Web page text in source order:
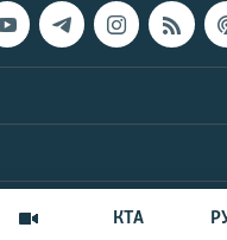
КТА
© Крим.Реалії, 2026 | Усі